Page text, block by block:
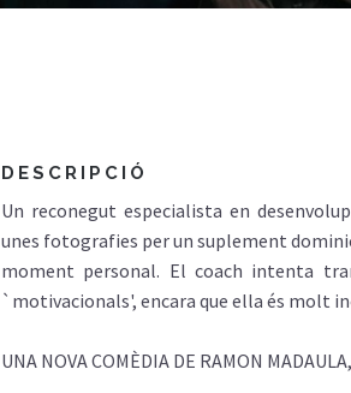
DESCRIPCIÓ
Un reconegut especialista en
unes fotografies per un suplement
moment personal. El coach intenta
`motivacionals', encara que ella és molt
UNA NOVA COMÈDIA DE RAMON